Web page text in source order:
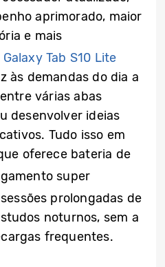
aprimorado, maior
e mais
Galaxy Tab S10 Lite
às demandas do dia a
várias abas
desenvolver ideias
Tudo isso em
oferece bateria de
super
prolongadas de
noturnos, sem a
frequentes.